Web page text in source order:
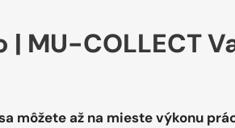
| MU-COLLECT
môžete až na mieste výkonu